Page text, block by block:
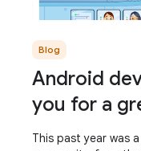
Blog
Android
you for a
This past year was